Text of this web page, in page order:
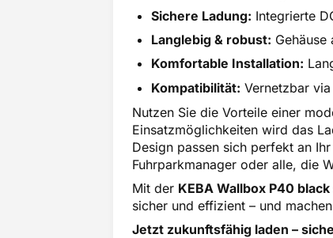
Sichere Ladung: Integrierte
Langlebig & robust:
Komfortable Installation:
Kompatibilität: Vernetzbar via
Nutzen Sie die Vorteile einer
Einsatzmöglichkeiten wird das
Design passen sich perfekt an
Fuhrparkmanager oder alle, die
Mit der KEBA Wallbox P40 black
sicher und effizient – und
Jetzt zukunftsfähig laden –